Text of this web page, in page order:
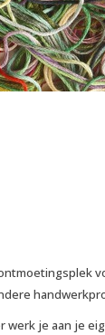
je aan je